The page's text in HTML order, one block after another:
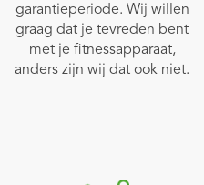
garantieperiode. Wij willen
graag dat je tevreden bent
met je fitnessapparaat,
anders zijn wij dat ook niet.